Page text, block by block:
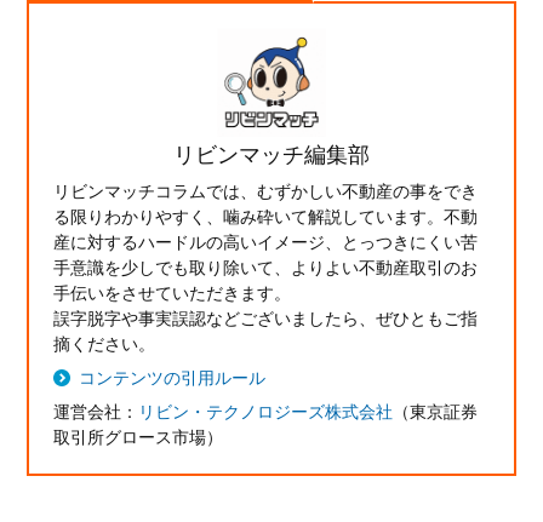
リビンマッチ編集部
リビンマッチコラムでは、むずかしい不動産の事をでき
る限りわかりやすく、噛み砕いて解説しています。不動
産に対するハードルの高いイメージ、とっつきにくい苦
手意識を少しでも取り除いて、よりよい不動産取引のお
手伝いをさせていただきます。
誤字脱字や事実誤認などございましたら、ぜひともご指
摘ください。
コンテンツの引用ルール
運営会社： リビン・テクノロジーズ株式会社 （東京証券
取引所グロース市場）